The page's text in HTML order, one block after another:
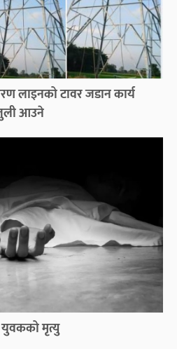
लाइनको टावर जडान कार्य
आउने
युवकको मृत्यु